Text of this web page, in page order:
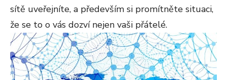
sítě uveřejníte, a především si promítněte situaci,
že se to o vás dozví nejen vaši přátelé.